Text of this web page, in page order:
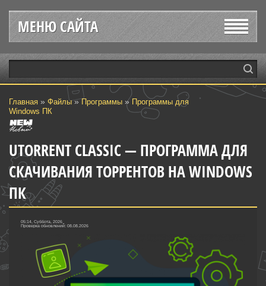
МЕНЮ САЙТА
Главная » Файлы»Программы » Программы для
Windows ПК
UTORRENT CLASSIC — ПРОГРАММА ДЛЯ
СКАЧИВАНИЯ ТОРРЕНТОВ НА WINDOWS
ПК
05:14, Суббота, 2026
Проверка обновлений: 08.08.2026